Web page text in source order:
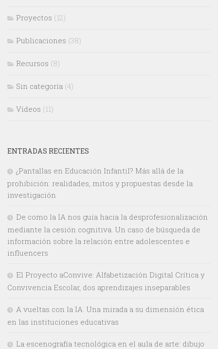
Proyectos (12)
Publicaciones (38)
Recursos (8)
Sin categoría (4)
Vídeos (11)
ENTRADAS RECIENTES
¿Pantallas en Educación Infantil? Más allá de la
prohibición: realidades, mitos y propuestas desde la
investigación
De como la IA nos guía hacia la desprofesionalización
mediante la cesión cognitiva. Un caso de búsqueda de
información sobre la relación entre adolescentes e
influencers
El Proyecto aConvive: Alfabetización Digital Crítica y
Convivencia Escolar, dos aprendizajes inseparables
A vueltas con la IA. Una mirada a su dimensión ética
en las instituciones educativas
La escenografía tecnológica en el aula de arte: dibujo